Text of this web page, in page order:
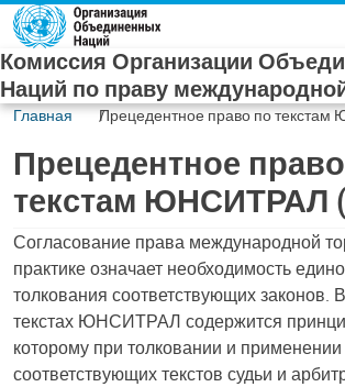
Skip to main content
Комиссия Организации
Наций по праву
Главная
Прецедентное право по
Прецедентное
текстам
Согласование права международной
практике означает необходимость
толкования соответствующих законов.
текстах ЮНСИТРАЛ содержится
которому при толковании и применении
соответствующих текстов судьи и